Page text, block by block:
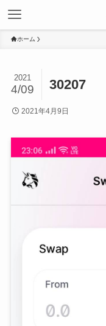
ホーム
30207
2021
4/09
2021年4月9日